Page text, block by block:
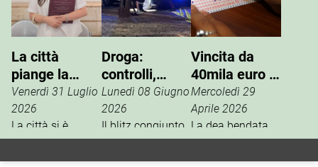
La città
piange la
prematura
scomparsa di
Vitiana
Venerdì 31 Luglio
2026
La città si è
stretta attorno al
dolore di familiari
Droga:
controlli,
perquisizioni
e arresti
Lunedì 08 Giugno
2026
Il blitz congiunto
di carabinieri e
polizia locale
Vincita da
40mila euro al
SuperEnalotto
Mercoledì 29
Aprile 2026
La dea bendata
bacia Noci al
SuperEnalotto.